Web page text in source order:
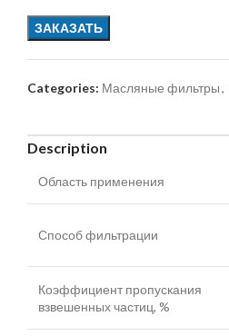
ЗАКАЗАТЬ
Categories: Масляные фильтры,
Description
Область применения
Способ фильтрации
Коэффициент пропускания
взвешенных частиц, %